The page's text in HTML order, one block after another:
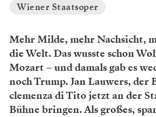
Wiener Staatsoper
Mehr Milde, mehr Nachsicht,
die Welt. Das wusste schon
Mozart – und damals gab es
noch Trump. Jan Lauwers,
clemenza di Tito jetzt an der
Bühne bringen. Als großes,